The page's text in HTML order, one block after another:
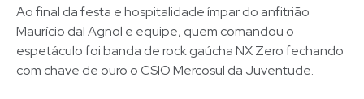
Ao final da festa e hospitalidade ímpar do anfitrião
Maurício dal Agnol e equipe, quem comandou o
espetáculo foi banda de rock gaúcha NX Zero fechando
com chave de ouro o CSIO Mercosul da Juventude.